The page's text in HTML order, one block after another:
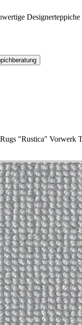
Designerteppiche
"Rustica" Vorwerk